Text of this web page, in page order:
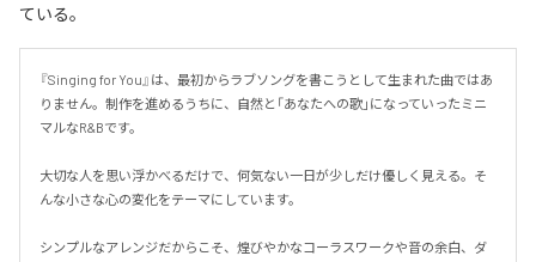
ている。
『Singing for You』は、最初からラブソングを書こうとして生まれた曲ではあ
りません。制作を進めるうちに、自然と「あなたへの歌」になっていったミニ
マルなR&Bです。
大切な人を思い浮かべるだけで、何気ない一日が少しだけ優しく見える。そ
んな小さな心の変化をテーマにしています。
シンプルなアレンジだからこそ、煌びやかなコーラスワークや音の余白、ダ